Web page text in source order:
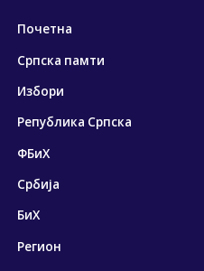
Почетна
Српска памти
Избори
Република Српска
ФБиХ
Србија
БиХ
Регион